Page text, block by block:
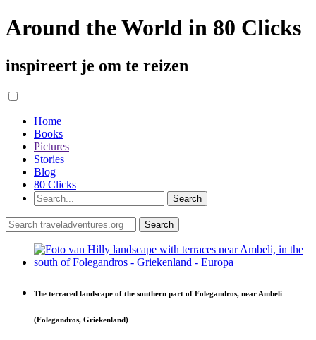
Around the World in 80 Clicks
inspireert je om te reizen
Home
Books
Pictures
Stories
Blog
80 Clicks
The terraced landscape of the southern part of Folegandros, near Ambeli
(Folegandros, Griekenland)